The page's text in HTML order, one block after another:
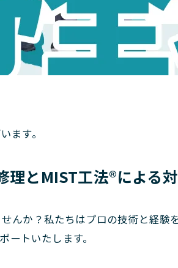
ます。
理とMIST工法®による
んか？私たちはプロの技術と経験
トいたします。